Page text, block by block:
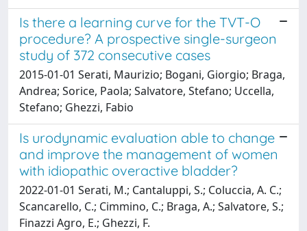
Is there a learning curve for the TVT-O
procedure? A prospective single-surgeon
study of 372 consecutive cases
2015-01-01 Serati, Maurizio; Bogani, Giorgio; Braga,
Andrea; Sorice, Paola; Salvatore, Stefano; Uccella,
Stefano; Ghezzi, Fabio
Is urodynamic evaluation able to change
and improve the management of women
with idiopathic overactive bladder?
2022-01-01 Serati, M.; Cantaluppi, S.; Coluccia, A. C.;
Scancarello, C.; Cimmino, C.; Braga, A.; Salvatore, S.;
Finazzi Agro, E.; Ghezzi, F.